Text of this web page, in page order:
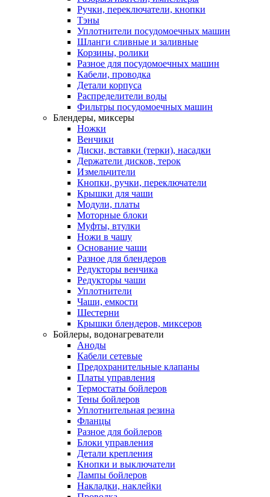
Ручки, переключатели, кнопки
Тэны
Уплотнители посудомоечных машин
Шланги сливные и заливные
Корзины, ролики
Разное для посудомоечных машин
Кабели, проводка
Детали корпуса
Распределители воды
Фильтры посудомоечных машин
Блендеры, миксеры
Ножки
Венчики
Диски, вставки (терки), насадки
Держатели дисков, терок
Измельчители
Кнопки, ручки, переключатели
Крышки для чаши
Модули, платы
Моторные блоки
Муфты, втулки
Ножи в чашу
Основание чаши
Разное для блендеров
Редукторы венчика
Редукторы чаши
Уплотнители
Чаши, емкости
Шестерни
Крышки блендеров, миксеров
Бойлеры, водонагреватели
Аноды
Кабели сетевые
Предохранительные клапаны
Платы управления
Термостаты бойлеров
Тены бойлеров
Уплотнительная резина
Фланцы
Разное для бойлеров
Блоки управления
Детали крепления
Кнопки и выключатели
Лампы бойлеров
Накладки, наклейки